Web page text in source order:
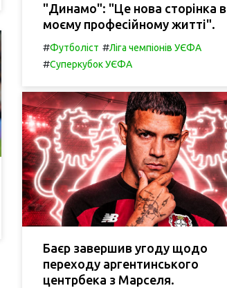
"Динамо": "Це нова сторінка в
моєму професійному житті".
#Футболіст #Ліга чемпіонів УЄФА
#Суперкубок УЄФА
Баєр завершив угоду щодо
переходу аргентинського
центрбека з Марселя.